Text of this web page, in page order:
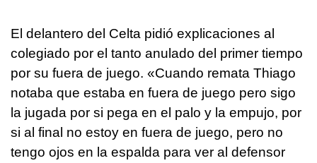
El delantero del Celta pidió explicaciones al
colegiado por el tanto anulado del primer tiempo
por su fuera de juego. «Cuando remata Thiago
notaba que estaba en fuera de juego pero sigo
la jugada por si pega en el palo y la empujo, por
si al final no estoy en fuera de juego, pero no
tengo ojos en la espalda para ver al defensor